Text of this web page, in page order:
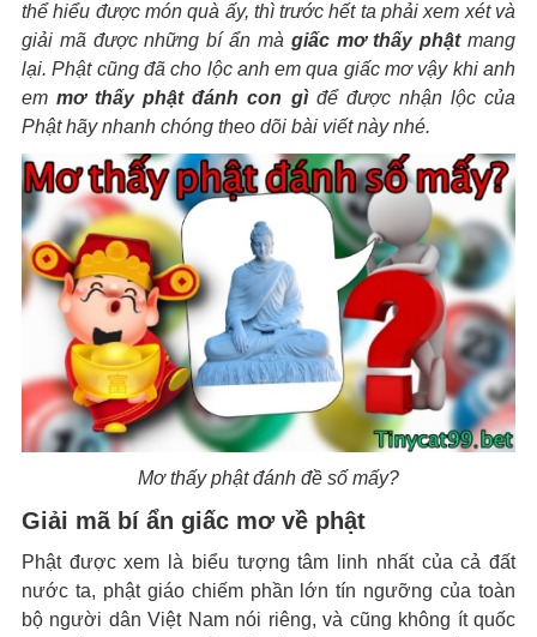
thể hiểu được món quà ấy, thì trước hết ta phải xem xét và
giải mã được những bí ẩn mà giấc mơ thấy phậtmang
lại. Phật cũng đã cho lộc anh em qua giấc mơ vậy khi anh
emmơ thấy phật đánh con gì để được nhận lộc của
Phật hãy nhanh chóng theo dõi bài viết này nhé.
Mơ thấy phật đánh đề số mấy?
Giải mã bí ẩn giấc mơ về phật
Phật được xem là biểu tượng tâm linh nhất của cả đất
nước ta, phật giáo chiếm phần lớn tín ngưỡng của toàn
bộ người dân Việt Nam nói riêng, và cũng không ít quốc